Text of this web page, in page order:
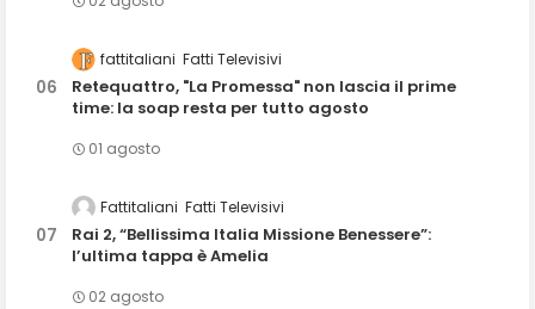
fattitaliani Fatti Televisivi
Retequattro, "La Promessa" non lascia il prime
time: la soap resta per tutto agosto
01 agosto
Fattitaliani Fatti Televisivi
Rai 2, “Bellissima Italia Missione Benessere”:
l’ultima tappa è Amelia
02 agosto